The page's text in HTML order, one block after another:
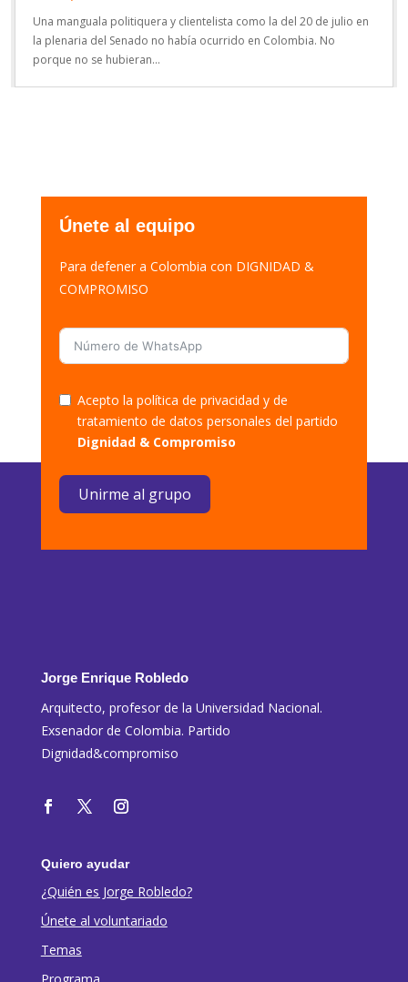
Una manguala politiquera y clientelista como la del 20 de julio en
la plenaria del Senado no había ocurrido en Colombia. No
porque no se hubieran...
Únete al equipo
Para defener a Colombia con DIGNIDAD &
COMPROMISO
Acepto la política de privacidad y de
tratamiento de datos personales del partido
Dignidad & Compromiso
Unirme al grupo
Jorge Enrique Robledo
Arquitecto, profesor de la Universidad Nacional.
Exsenador de Colombia. Partido
Dignidad&compromiso
Quiero ayudar
¿Quién es Jorge Robledo?
Únete al voluntariado
Temas